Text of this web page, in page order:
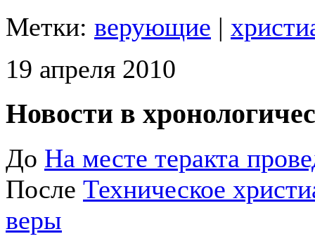
Метки: верующие |
19 апреля 2010
Новости в
До На месте теракта
После Техническое
веры